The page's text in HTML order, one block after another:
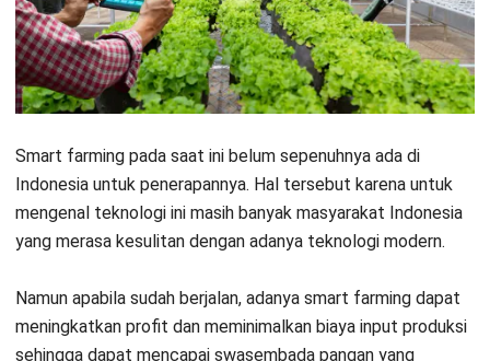
Padasmart farmingterdapat sebuah sensor yang berfungsi
untuk mengawas serta mengontrol lahan pertanian. Sensor
berfungsi sebagai stasiun cuaca yang dapat melakukan
penyiraman juga pemupukan hanya dengan menggunakan
yang berarti menggunakan energi panel surya dan tidak
membebankan biaya listrik pada petani. Ada beberapa jenis
sensor untuksmart farming, yaitu sensor kelembaban tanah,
sensor PH tanah, sensor hujan, dan yang terakhir adalah
2. Software